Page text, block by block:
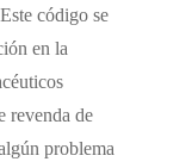
código se
en la
revenda de
problema